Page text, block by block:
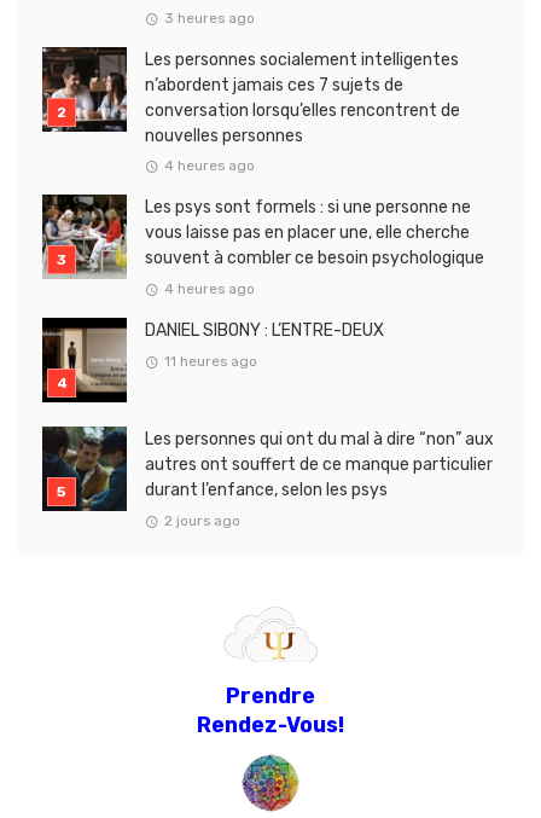
3 heures ago
Les personnes socialement intelligentes
n’abordent jamais ces 7 sujets de
conversation lorsqu’elles rencontrent de
nouvelles personnes
4 heures ago
Les psys sont formels : si une personne ne
vous laisse pas en placer une, elle cherche
souvent à combler ce besoin psychologique
4 heures ago
DANIEL SIBONY : L’ENTRE-DEUX
11 heures ago
Les personnes qui ont du mal à dire “non” aux
autres ont souffert de ce manque particulier
durant l’enfance, selon les psys
2 jours ago
Prendre
Rendez-Vous!